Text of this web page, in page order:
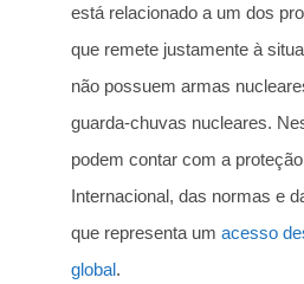
está relacionado a um dos
que remete justamente à
não possuem armas
guarda-chuvas nucleares.
podem contar com a
Internacional, das normas e
que representa um acesso
global.